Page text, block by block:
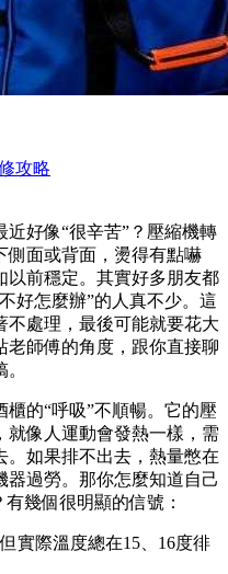
攻略
好像“很辛苦”？壓縮機轉
側面或背面，燙得有點嚇
以前穩定。其實好多朋友都
好怎麼辦”的人真不少。這
不處理，最後可能就要花大
老師傅的角度，跟你直接聊
的“呼吸”不順暢。它的壓
就像人運動會發熱一樣，需
。如果排不出去，熱量憋在
過勞。那你怎麼知道自己
幾個很明顯的信號：
實際溫度總在15、16度徘